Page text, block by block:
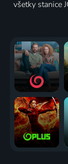
všetky stanice